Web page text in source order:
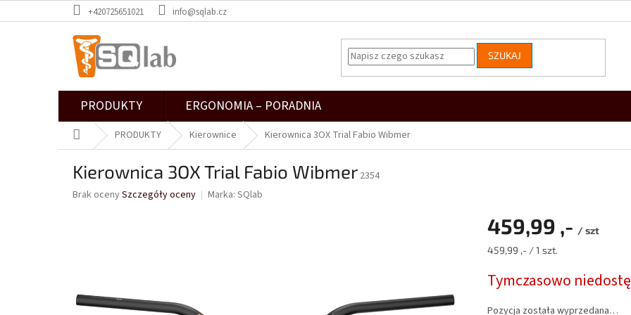
do
+420725651021 info@sqlab.cz
SZUKAJ
PRODUKTY ERGONOMIA – PORADNIA
Home PRODUKTY Kierownice Kierownica 3OX Trial Fabio Wibmer
Kierownica 3OX Trial Fabio Wibmer 2354
Średnia
Brak ocenySzczegóły oceny Marka: SQlab
459,99 ,- / szt
Cena
459,99 ,- / 1 szt.
Tymczasowo
Pozycja została wyprzedana…